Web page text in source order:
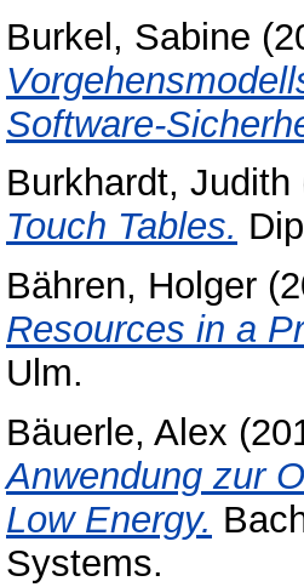
Burkel, Sabine
Software-
Burkhardt, Judith
Touch Tables.
Bähren, Holger
Resources in a
Ulm.
Bäuerle, Alex
Anwendung zur
Low Energy.
Systems.